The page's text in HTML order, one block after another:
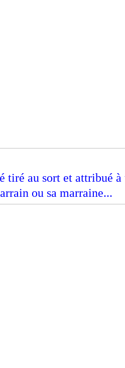
tiré au sort et attribué à
ou sa marraine...